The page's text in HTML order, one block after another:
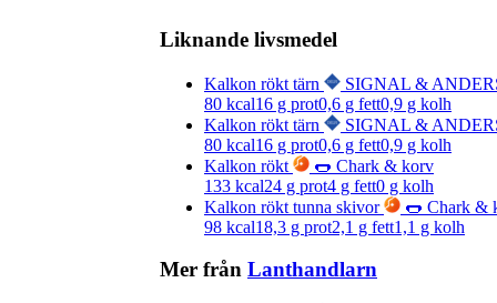
Liknande livsmedel
Kalkon rökt tärn
SIGNAL &
80 kcal16 g prot0,6 g fett0,9 g kolh
Kalkon rökt tärn
SIGNAL &
80 kcal16 g prot0,6 g fett0,9 g kolh
Kalkon rökt
🌭 Chark & korv
133 kcal24 g prot4 g fett0 g kolh
Kalkon rökt tunna skivor
🌭 Chark &
98 kcal18,3 g prot2,1 g fett1,1 g kolh
Mer från Lanthandlarn